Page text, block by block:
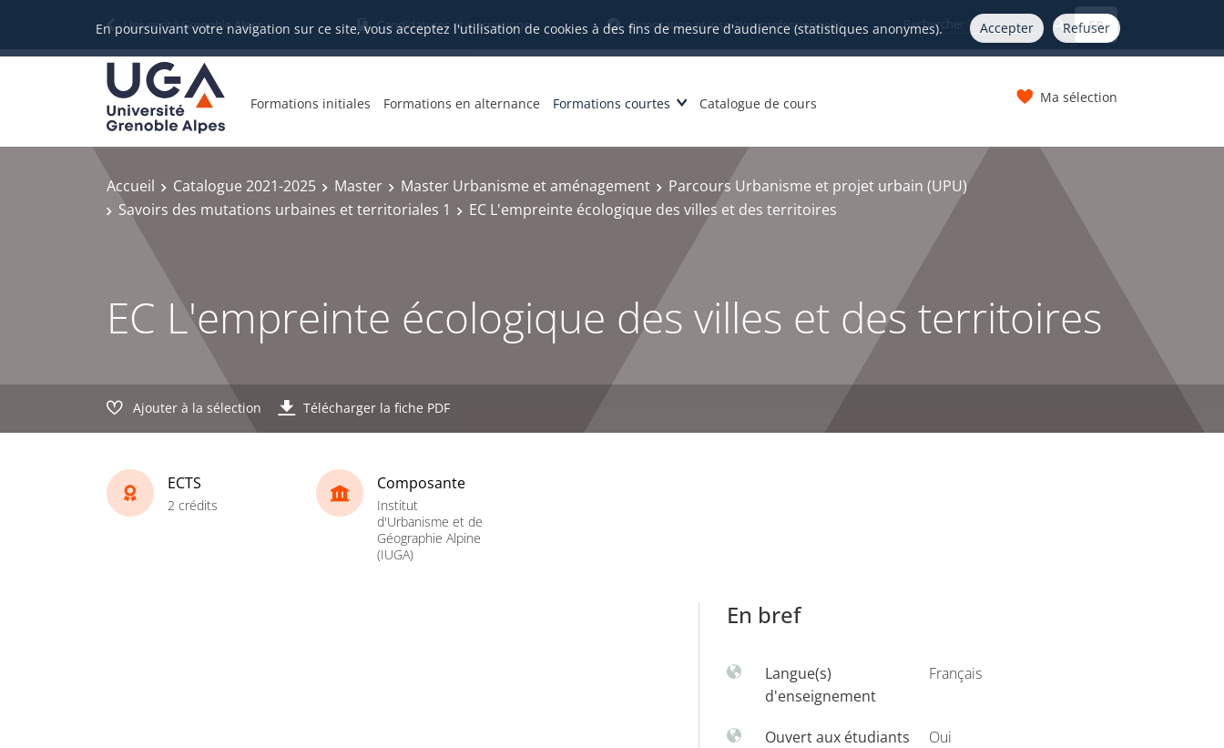
En poursuivant votre navigation sur ce site, vous acceptez l'utilisation de cookies à des fins de mesure d'audience (statistiques anonymes). Accepter Refuser
Université Grenoble Alpes Candidatures et inscriptions Orientation et insertion professionnelle FR
Formations initiales Formations en alternance Formations courtes Catalogue de cours Ma sélection
Accueil Catalogue 2021-2025 Master Master Urbanisme et aménagement
Parcours Urbanisme et projet urbain (UPU)
Savoirs des mutations urbaines et territoriales 1
EC L'empreinte écologique des villes et des territoires
EC L'empreinte écologique des villes et des territoires
Ajouter à la sélection Télécharger la fiche PDF
ECTS
2 crédits
Composante
Institut
d'Urbanisme et de
Géographie Alpine
(IUGA)
En bref
Langue(s)
d'enseignement
Français
Ouvert aux étudiants
Oui